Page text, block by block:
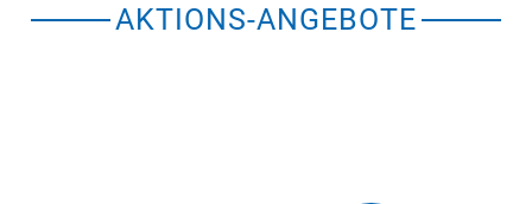
AKTIONS-ANGEBOTE